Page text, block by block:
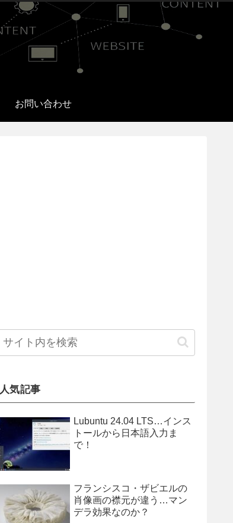
お問い合わせ
人気記事
Lubuntu 24.04 LTS…インス
トールから日本語入力ま
で！
フランシスコ・ザビエルの
肖像画の襟元が違う…マン
デラ効果なのか？